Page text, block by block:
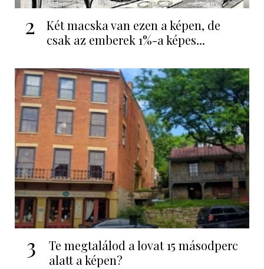
2
Két macska van ezen a képen, de
csak az emberek 1%-a képes...
3
Te megtalálod a lovat 15 másodperc
alatt a képen?